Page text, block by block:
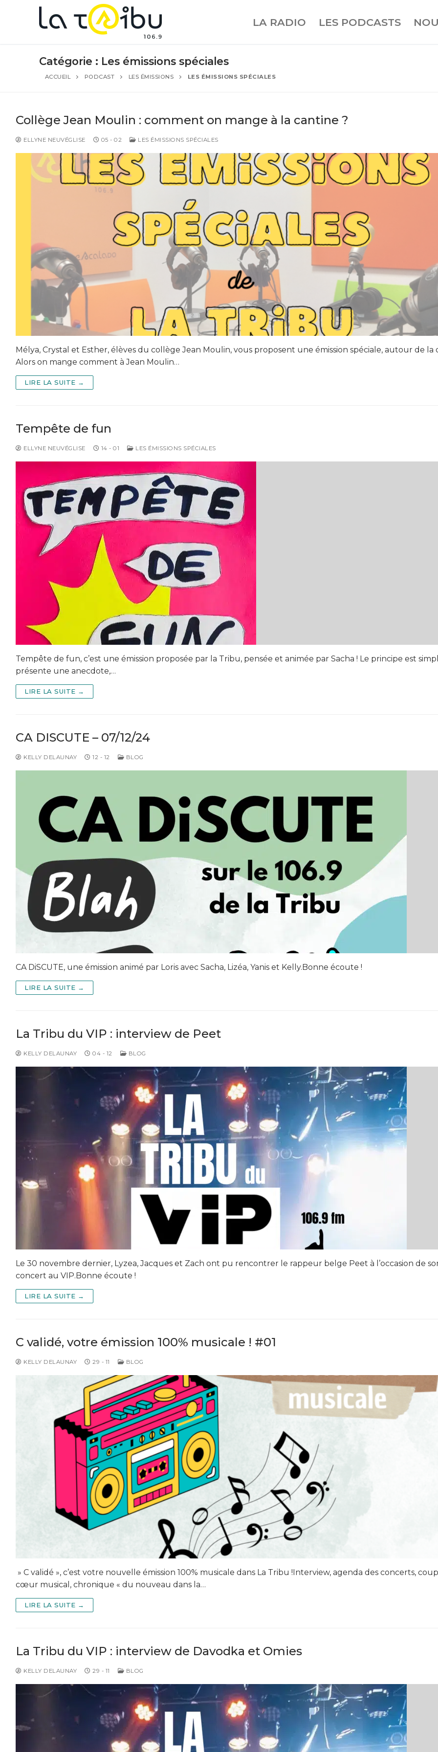
LA RADIO LES PODCASTS
Catégorie : Les émissions spéciales
ACCUEIL PODCAST LES ÉMISSIONS LES ÉMISSIONS SPÉCIALES
Collège Jean Moulin : comment on mange à la cantine ?
ELLYNE NEUVÉGLISE 05 - 02 LES ÉMISSIONS SPÉCIALES
Mélya, Crystal et Esther, élèves du collège Jean Moulin, vous proposent une émission spéciale, autour de la
Alors on mange comment à Jean Moulin…
LIRE LA SUITE →
Tempête de fun
ELLYNE NEUVÉGLISE 14 - 01 LES ÉMISSIONS SPÉCIALES
Tempête de fun, c’est une émission proposée par la Tribu, pensée et animée par Sacha ! Le principe est
présente une anecdote,…
LIRE LA SUITE →
CA DISCUTE – 07/12/24
KELLY DELAUNAY 12 - 12 BLOG
CA DiSCUTE, une émission animé par Loris avec Sacha, Lizéa, Yanis et Kelly.Bonne écoute !
LIRE LA SUITE →
La Tribu du VIP : interview de Peet
KELLY DELAUNAY 04 - 12 BLOG
Le 30 novembre dernier, Lyzea, Jacques et Zach ont pu rencontrer le rappeur belge Peet à l’occasion de
concert au VIP.Bonne écoute !
LIRE LA SUITE →
C validé, votre émission 100% musicale ! #01
KELLY DELAUNAY 29 - 11 BLOG
» C validé », c’est votre nouvelle émission 100% musicale dans La Tribu !Interview, agenda des concerts,
cœur musical, chronique « du nouveau dans la…
LIRE LA SUITE →
La Tribu du VIP : interview de Davodka et Omies
KELLY DELAUNAY 29 - 11 BLOG